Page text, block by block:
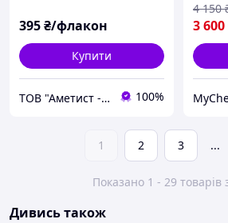
395₴/флакон
Купити
ТОВ "Аметист - 24" 100%
3 600
4 150
1 2 3 ...
Показано 1 - 29 товарів
Дивись також